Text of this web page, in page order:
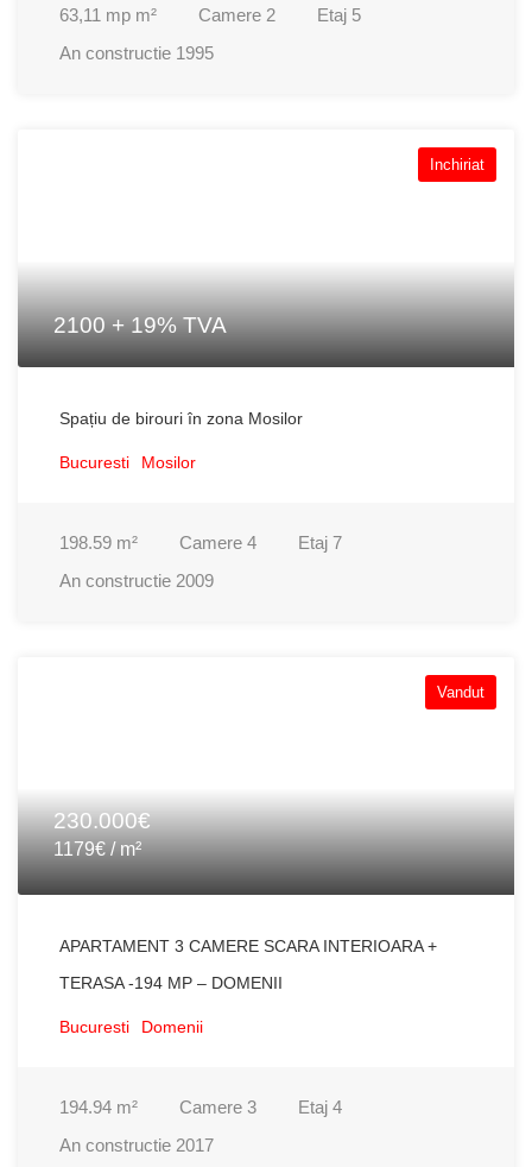
63,11 mp m² Camere 2 Etaj 5
An constructie 1995
Inchiriat
2100 + 19% TVA
Spațiu de birouri în zona Mosilor
Bucuresti Mosilor
198.59 m² Camere 4 Etaj 7
An constructie 2009
Vandut
230.000€
1179€ / m²
APARTAMENT 3 CAMERE SCARA INTERIOARA +
TERASA -194 MP – DOMENII
Bucuresti Domenii
194.94 m² Camere 3 Etaj 4
An constructie 2017